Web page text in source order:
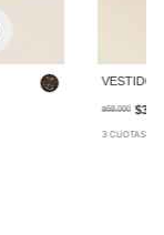
VESTIDO
$69.000
3 CUOTAS SIN